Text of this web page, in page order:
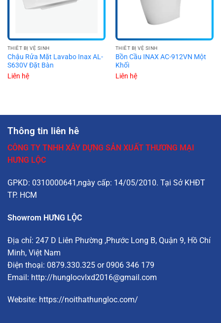
THIẾT BỊ VỆ SINH
Chậu Rửa Mặt Lavabo Inax AL-
S630V Đặt Bàn
Liên hệ
THIẾT BỊ VỆ SINH
Bồn Cầu INAX AC-912VN Một
Khối
Liên hệ
Thông tin liên hê
CÔNG TY TNHH XÂY DỰNG SẢN XUẤT THƯƠNG MẠI
HƯNG LỘC
GPKD: 0310000641,ngày cấp: 14/05/2010. Tại Sở KHĐT
TP. HCM
Showrom HƯNG LỘC
Địa chỉ: 247 D Liên Phường ,Phước Long B, Quận 9, Hồ Chí
Minh, Việt Nam
Điện thoại: 0879.330.325 or 0906 346 179
Email: http://hunglocvlxd2016@gmail.com
Website: https://noithathungloc.com/